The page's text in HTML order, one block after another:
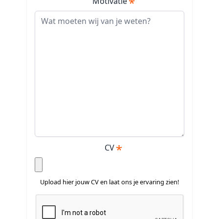
CV
Upload hier jouw CV en laat ons je ervaring zien!